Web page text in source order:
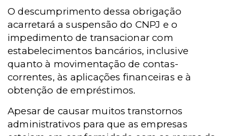
O descumprimento dessa obrigação
acarretará a suspensão do CNPJ e o
impedimento de transacionar com
estabelecimentos bancários, inclusive
quanto à movimentação de contas-
correntes, às aplicações financeiras e à
obtenção de empréstimos.
Apesar de causar muitos transtornos
administrativos para que as empresas